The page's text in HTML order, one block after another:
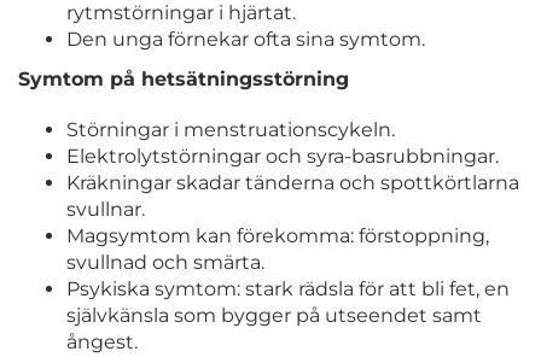
rytmstörningar i hjärtat.
Den unga förnekar ofta sina symtom.
Symtom på hetsätningsstörning
Störningar i menstruationscykeln.
Elektrolytstörningar och syra-basrubbningar.
Kräkningar skadar tänderna och spottkörtlarna
svullnar.
Magsymtom kan förekomma: förstoppning,
svullnad och smärta.
Psykiska symtom: stark rädsla för att bli fet, en
självkänsla som bygger på utseendet samt
ångest.